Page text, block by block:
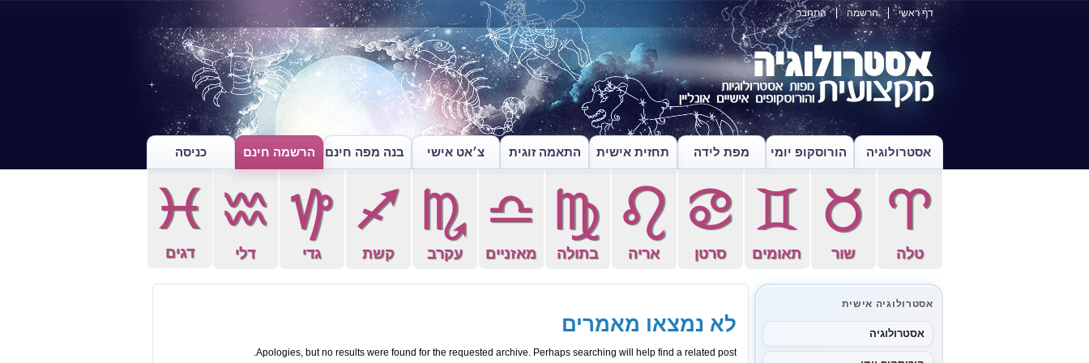
דף ראשי הרשמה התחבר
אסטרולוגיה הורוסקופ יומי מפת לידה תחזית אישית התאמה זוגית צ׳אט אישי בנה מפה חינם הרשמה חינם כניסה
a
טלה
s
שור
d
תאומים
f
סרטן
g
אריה
h
בתולה
j
מאזניים
k
עקרב
l
קשת
z
גדי
x
דלי
c
דגים
אסטרולוגיה אישית
אסטרולוגיה לא נמצאו מאמרים
Apologies, but no results were found for the requested archive. Perhaps searching will help find a related post.